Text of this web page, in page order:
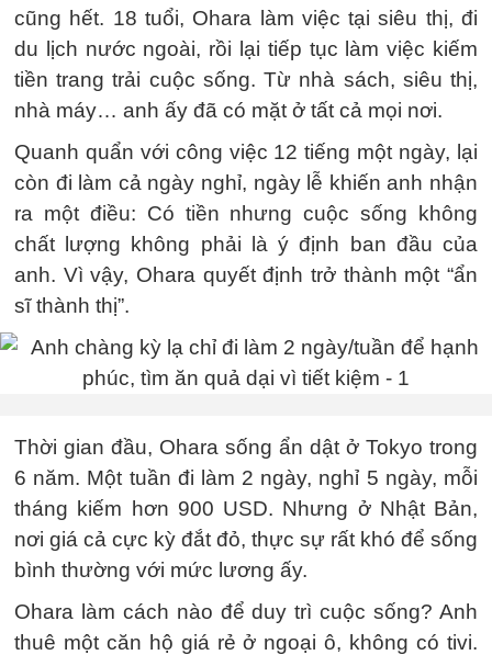
cũng hết. 18 tuổi, Ohara làm việc tại siêu thị, đi
du lịch nước ngoài, rồi lại tiếp tục làm việc kiếm
tiền trang trải cuộc sống. Từ nhà sách, siêu thị,
nhà máy… anh ấy đã có mặt ở tất cả mọi nơi.
Quanh quẩn với công việc 12 tiếng một ngày, lại
còn đi làm cả ngày nghỉ, ngày lễ khiến anh nhận
ra một điều: Có tiền nhưng cuộc sống không
chất lượng không phải là ý định ban đầu của
anh. Vì vậy, Ohara quyết định trở thành một “ẩn
sĩ thành thị”.
Thời gian đầu, Ohara sống ẩn dật ở Tokyo trong
6 năm. Một tuần đi làm 2 ngày, nghỉ 5 ngày, mỗi
tháng kiếm hơn 900 USD. Nhưng ở Nhật Bản,
nơi giá cả cực kỳ đắt đỏ, thực sự rất khó để sống
bình thường với mức lương ấy.
Ohara làm cách nào để duy trì cuộc sống? Anh
thuê một căn hộ giá rẻ ở ngoại ô, không có tivi.